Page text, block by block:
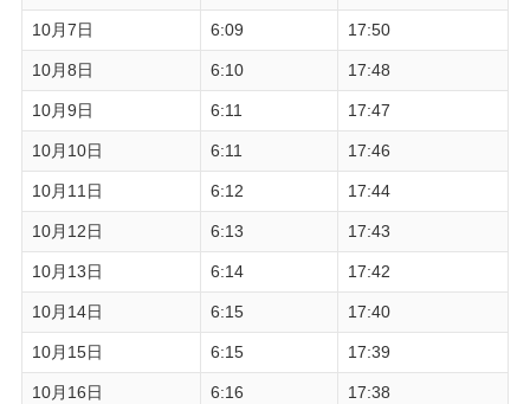
10月7日 6:09 17:50
10月8日 6:10 17:48
10月9日 6:11 17:47
10月10日 6:11 17:46
10月11日 6:12 17:44
10月12日 6:13 17:43
10月13日 6:14 17:42
10月14日 6:15 17:40
10月15日 6:15 17:39
10月16日 6:16 17:38